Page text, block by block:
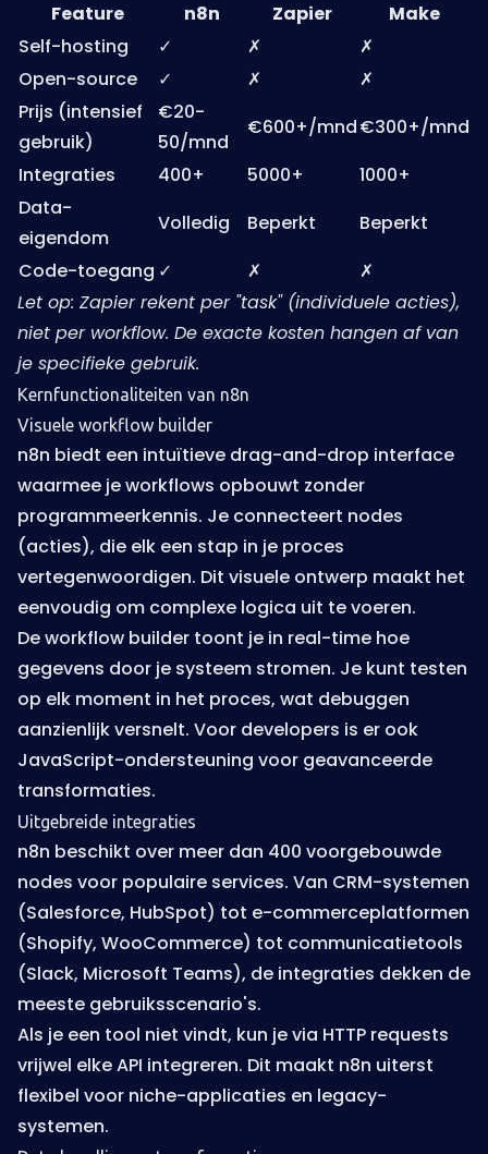
Feature n8n Zapier
Make
Self-hosting
✓ ✗
✗
Open-source
✓ ✗
✗
Prijs (intensief
gebruik)
€20-
50/mnd
€600+/mnd€300+/mnd
Integraties
400+ 5000+
1000+
Data-
eigendom
Volledig Beperkt
Beperkt
Code-toegang ✓ ✗
✗
Let op: Zapier rekent per "task" (individuele acties),
niet per workflow. De exacte kosten hangen af van
je specifieke gebruik.
Kernfunctionaliteiten van n8n
Visuele workflow builder
n8n biedt een intuïtieve drag-and-drop interface
waarmee je workflows opbouwt zonder
programmeerkennis. Je connecteert nodes
(acties), die elk een stap in je proces
vertegenwoordigen. Dit visuele ontwerp maakt het
eenvoudig om complexe logica uit te voeren.
De workflow builder toont je in real-time hoe
gegevens door je systeem stromen. Je kunt testen
op elk moment in het proces, wat debuggen
aanzienlijk versnelt. Voor developers is er ook
JavaScript-ondersteuning voor geavanceerde
transformaties.
Uitgebreide integraties
n8n beschikt over meer dan 400 voorgebouwde
nodes voor populaire services. Van CRM-systemen
(Salesforce, HubSpot) tot e-commerceplatformen
(Shopify, WooCommerce) tot communicatietools
(Slack, Microsoft Teams), de integraties dekken de
meeste gebruiksscenario's.
Als je een tool niet vindt, kun je via HTTP requests
vrijwel elke API integreren. Dit maakt n8n uiterst
flexibel voor niche-applicaties en legacy-
systemen.